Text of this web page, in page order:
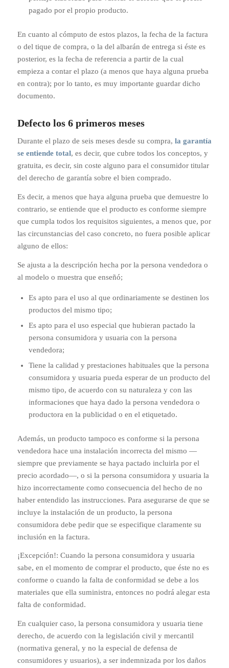
pagado por el propio producto.
En cuanto al cómputo de estos plazos, la fecha de la factura
o del tique de compra, o la del albarán de entrega si éste es
posterior, es la fecha de referencia a partir de la cual
empieza a contar el plazo (a menos que haya alguna prueba
en contra); por lo tanto, es muy importante guardar dicho
documento.
Defecto los 6 primeros meses
Durante el plazo de seis meses desde su compra, la garantía
se entiende total, es decir, que cubre todos los conceptos, y
gratuita, es decir, sin coste alguno para el consumidor titular
del derecho de garantía sobre el bien comprado.
Es decir, a menos que haya alguna prueba que demuestre lo
contrario, se entiende que el producto es conforme siempre
que cumpla todos los requisitos siguientes, a menos que, por
las circunstancias del caso concreto, no fuera posible aplicar
alguno de ellos:
Se ajusta a la descripción hecha por la persona vendedora o
al modelo o muestra que enseñó;
Es apto para el uso al que ordinariamente se destinen los
productos del mismo tipo;
Es apto para el uso especial que hubieran pactado la
persona consumidora y usuaria con la persona
vendedora;
Tiene la calidad y prestaciones habituales que la persona
consumidora y usuaria pueda esperar de un producto del
mismo tipo, de acuerdo con su naturaleza y con las
informaciones que haya dado la persona vendedora o
productora en la publicidad o en el etiquetado.
Además, un producto tampoco es conforme si la persona
vendedora hace una instalación incorrecta del mismo —
siempre que previamente se haya pactado incluirla por el
precio acordado—, o si la persona consumidora y usuaria la
hizo incorrectamente como consecuencia del hecho de no
haber entendido las instrucciones. Para asegurarse de que se
incluye la instalación de un producto, la persona
consumidora debe pedir que se especifique claramente su
inclusión en la factura.
¡Excepción!: Cuando la persona consumidora y usuaria
sabe, en el momento de comprar el producto, que éste no es
conforme o cuando la falta de conformidad se debe a los
materiales que ella suministra, entonces no podrá alegar esta
falta de conformidad.
En cualquier caso, la persona consumidora y usuaria tiene
derecho, de acuerdo con la legislación civil y mercantil
(normativa general, y no la especial de defensa de
consumidores y usuarios), a ser indemnizada por los daños